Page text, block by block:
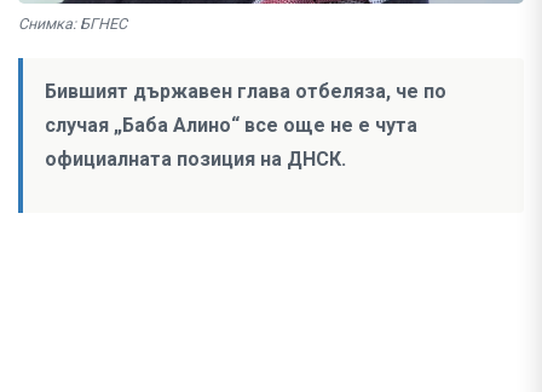
Снимка: БГНЕС
Бившият държавен глава отбеляза, че по
случая „Баба Алино“ все още не е чута
официалната позиция на ДНСК.